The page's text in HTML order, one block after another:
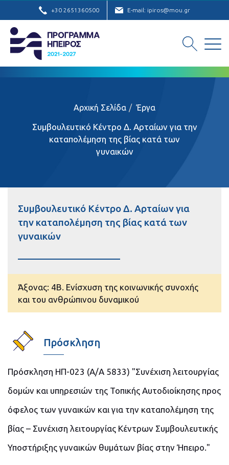
+30 2651360500 E-mail: ipiros@mou.gr
Αρχική Σελίδα Έργα
Συμβουλευτικό Κέντρο Δ. Αρταίων για την
καταπολέμηση της βίας κατά των
γυναικών
Συμβουλευτικό Κέντρο Δ. Αρταίων για
την καταπολέμηση της βίας κατά των
γυναικών
Άξονας: 4B. Ενίσχυση της κοινωνικής συνοχής
και του ανθρώπινου δυναμικού
Πρόσκληση
Πρόσκληση ΗΠ-023 (Α/Α 5833) "Συνέχιση λειτουργίας
δομών και υπηρεσιών της Τοπικής Αυτοδιοίκησης προς
όφελος των γυναικών και για την καταπολέμηση της
βίας – Συνέχιση λειτουργίας Κέντρων Συμβουλευτικής
Υποστήριξης γυναικών θυμάτων βίας στην Ήπειρο."